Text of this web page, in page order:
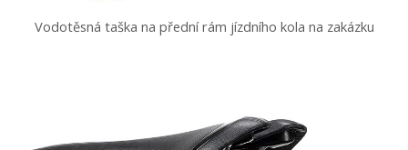
Vodotěsná taška na přední rám jízdního kola na zakázku